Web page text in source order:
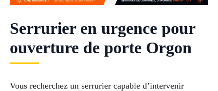
Serrurier en urgence pour
ouverture de porte Orgon
Vous recherchez un serrurier capable d’intervenir